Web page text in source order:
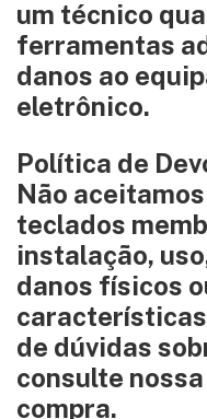
um técnico
ferramentas
danos ao
eletrônico.
Política de
Não
teclados
instalação,
danos físicos
de dúvidas
consulte
compra.